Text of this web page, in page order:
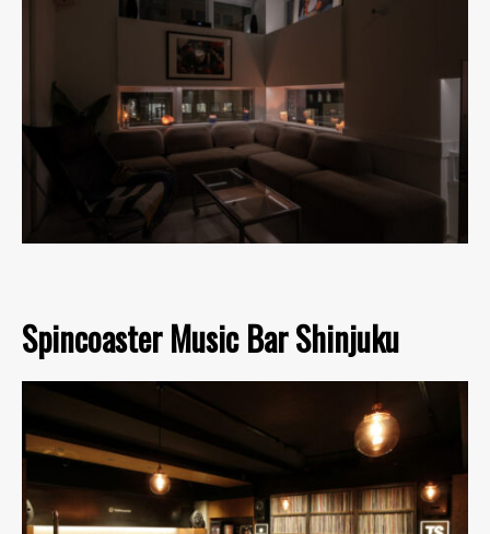
Spincoaster Music Bar Shinjuku